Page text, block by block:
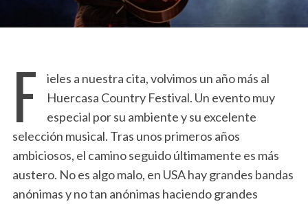
F
ieles a nuestra cita, volvimos un año más al
Huercasa Country Festival. Un evento muy
especial por su ambiente y su excelente
selección musical. Tras unos primeros años
ambiciosos, el camino seguido últimamente es más
austero. No es algo malo, en USA hay grandes bandas
anónimas y no tan anónimas haciendo grandes